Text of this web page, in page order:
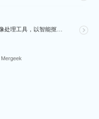
ProKnockOut 是一款强大的图像处理工具，以智能抠图为核心，集成了图片合成、人像美容、照片编...
Mergeek